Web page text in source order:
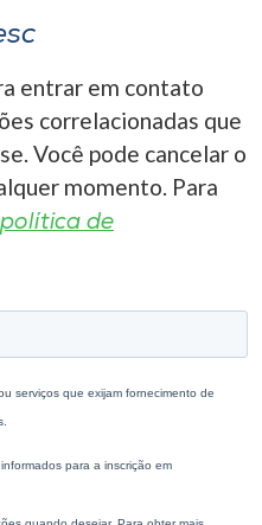
entrar em contato
correlacionadas que
Você pode cancelar o
momento. Para
política de